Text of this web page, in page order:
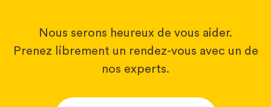
Nous serons heureux de vous aider.
Prenez librement un rendez-vous avec un de
nos experts.